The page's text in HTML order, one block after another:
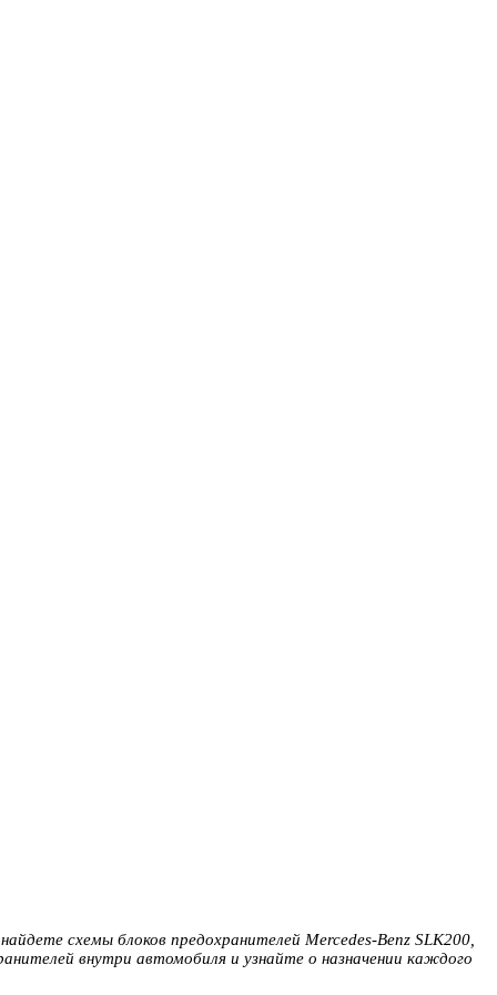
схемы блоков предохранителей Mercedes-Benz SLK200,
внутри автомобиля и узнайте о назначении каждого